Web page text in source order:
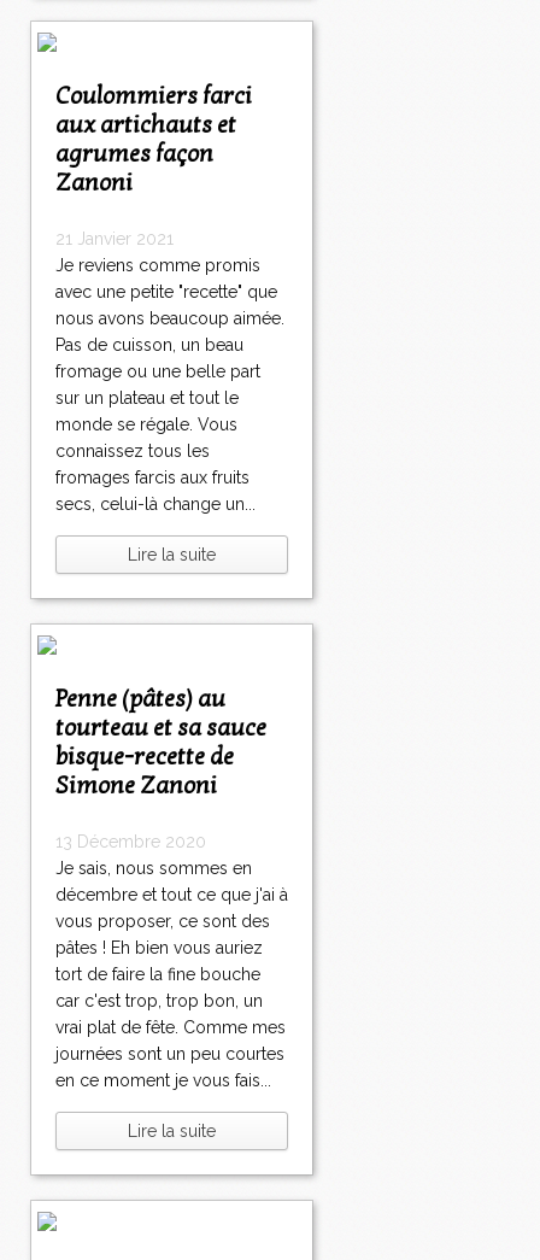
Coulommiers farci
aux artichauts et
agrumes façon
Zanoni
21 Janvier 2021
Je reviens comme promis
avec une petite "recette" que
nous avons beaucoup aimée.
Pas de cuisson, un beau
fromage ou une belle part
sur un plateau et tout le
monde se régale. Vous
connaissez tous les
fromages farcis aux fruits
secs, celui-là change un...
Lire la suite
Penne (pâtes) au
tourteau et sa sauce
bisque-recette de
Simone Zanoni
13 Décembre 2020
Je sais, nous sommes en
décembre et tout ce que j'ai à
vous proposer, ce sont des
pâtes ! Eh bien vous auriez
tort de faire la fine bouche
car c'est trop, trop bon, un
vrai plat de fête. Comme mes
journées sont un peu courtes
en ce moment je vous fais...
Lire la suite